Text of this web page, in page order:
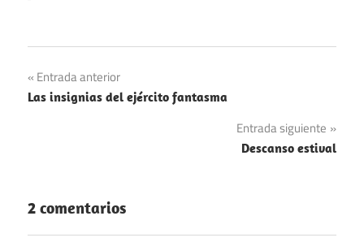
Navegación
de
Entrada anterior
Las insignias del ejército fantasma
Entrada siguiente
Descanso estival
2 comentarios